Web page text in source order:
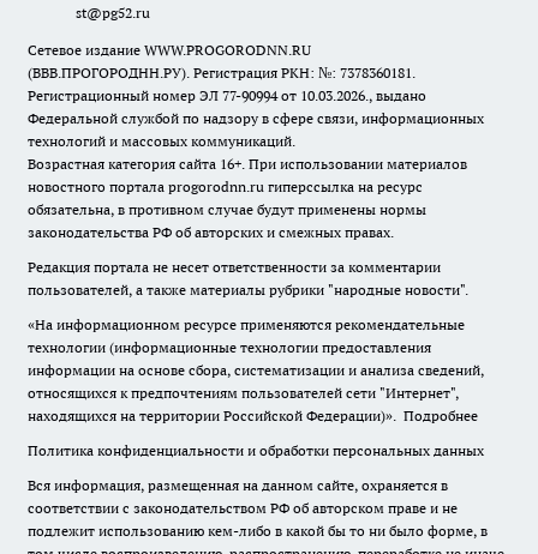
st@pg52.ru
Сетевое издание WWW.PROGORODNN.RU
(ВВВ.ПРОГОРОДНН.РУ). Регистрация РКН: №: 7378360181.
Регистрационный номер ЭЛ 77-90994 от 10.03.2026., выдано
Федеральной службой по надзору в сфере связи, информационных
технологий и массовых коммуникаций.
Возрастная категория сайта 16+. При использовании материалов
новостного портала progorodnn.ru гиперссылка на ресурс
обязательна, в противном случае будут применены нормы
законодательства РФ об авторских и смежных правах.
Редакция портала не несет ответственности за комментарии
пользователей, а также материалы рубрики "народные новости".
«На информационном ресурсе применяются рекомендательные
технологии (информационные технологии предоставления
информации на основе сбора, систематизации и анализа сведений,
относящихся к предпочтениям пользователей сети "Интернет",
находящихся на территории Российской Федерации)». Подробнее
Политика конфиденциальности и обработки персональных данных
Вся информация, размещенная на данном сайте, охраняется в
соответствии с законодательством РФ об авторском праве и не
подлежит использованию кем-либо в какой бы то ни было форме, в